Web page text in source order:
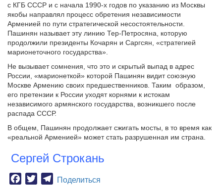
с КГБ СССР и с начала 1990-х годов по указанию из Москвы
якобы направлял процесс обретения независимости
Арменией по пути стратегической несостоятельности.
Пашинян называет эту линию Тер-Петросяна, которую
продолжили президенты Кочарян и Саргсян, «стратегией
марионеточного государства».
Не вызывает сомнения, что это и скрытый выпад в адрес
России, «марионеткой» которой Пашинян видит союзную
Москве Армению своих предшественников. Таким образом,
его претензии к России уходят корнями к истокам
независимого армянского государства, возникшего после
распада СССР.
В общем, Пашинян продолжает сжигать мосты, в то время как
«реальной Арменией» может стать разрушенная им страна.
Сергей Строкань
Facebook
TwitterTelegram
Поделиться